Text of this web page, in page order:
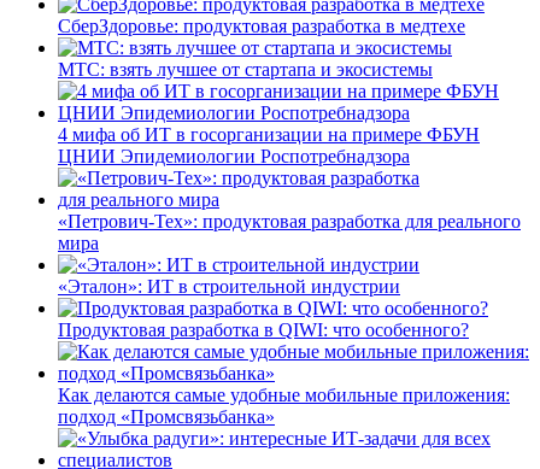
СберЗдоровье: продуктовая разработка в медтехе
МТС: взять лучшее от стартапа и экосистемы
4 мифа об ИТ в госорганизации на примере ФБУН
ЦНИИ Эпидемиологии Роспотребнадзора
«Петрович-Тех»: продуктовая разработка для реального
мира
«Эталон»: ИТ в строительной индустрии
Продуктовая разработка в QIWI: что особенного?
Как делаются самые удобные мобильные приложения:
подход «Промсвязьбанка»